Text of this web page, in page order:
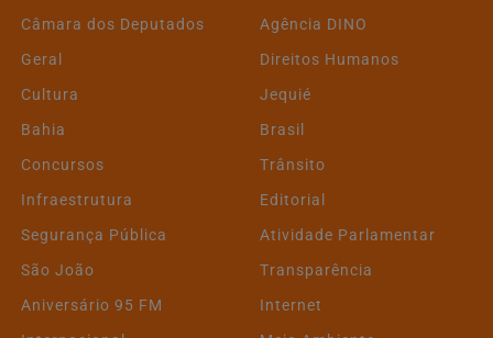
Câmara dos Deputados
Agência DINO
Geral
Direitos Humanos
Cultura
Jequié
Bahia
Brasil
Concursos
Trânsito
Infraestrutura
Editorial
Segurança Pública
Atividade Parlamentar
São João
Transparência
Aniversário 95 FM
Internet